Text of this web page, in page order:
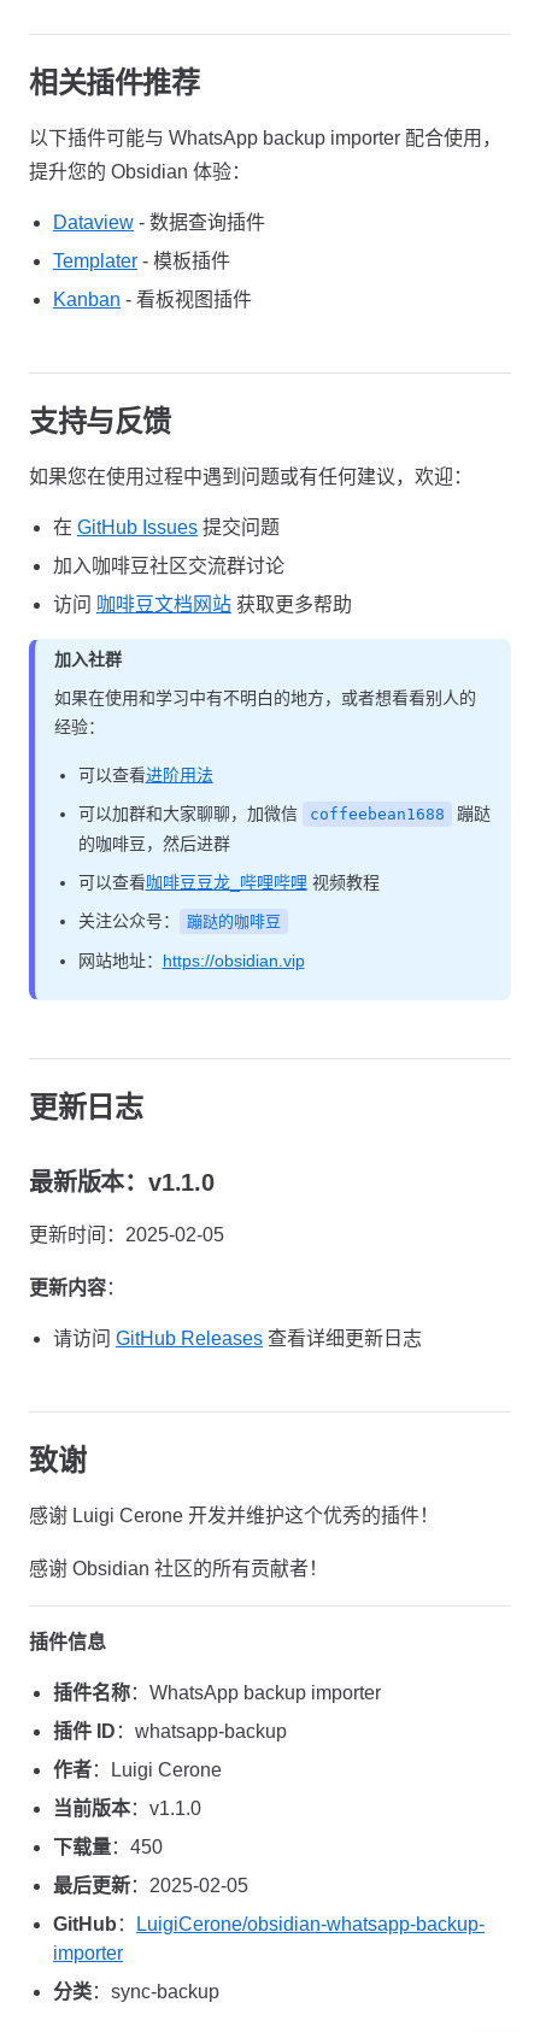
相关插件推荐
以下插件可能与 WhatsApp backup importer 配合使用，
提升您的 Obsidian 体验：
Dataview - 数据查询插件
Templater - 模板插件
Kanban - 看板视图插件
支持与反馈
如果您在使用过程中遇到问题或有任何建议，欢迎：
在 GitHub Issues 提交问题
加入咖啡豆社区交流群讨论
访问 咖啡豆文档网站 获取更多帮助
加入社群
如果在使用和学习中有不明白的地方，或者想看看别人的
经验：
可以查看进阶用法
可以加群和大家聊聊，加微信
coffeebean1688
蹦跶
的咖啡豆，然后进群
可以查看咖啡豆豆龙_哔哩哔哩 视频教程
关注公众号：
蹦跶的咖啡豆
网站地址： https://obsidian.vip
更新日志
最新版本：v1.1.0
更新时间：2025-02-05
更新内容：
请访问 GitHub Releases 查看详细更新日志
致谢
感谢 Luigi Cerone 开发并维护这个优秀的插件！
感谢 Obsidian 社区的所有贡献者！
插件信息
插件名称：WhatsApp backup importer
插件 ID ：whatsapp-backup
作者：Luigi Cerone
当前版本：v1.1.0
下载量：450
最后更新：2025-02-05
GitHub ：
LuigiCerone/obsidian-whatsapp-backup-
importer
分类：sync-backup